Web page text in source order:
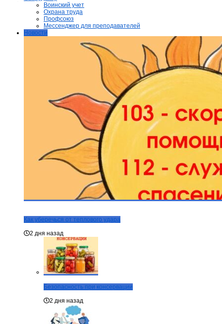
Воинский учет
Охрана труда
Профсоюз
Мессенджер для преподавателей
Новости
Как уберечься от теплового удара
2 дня назад
Безопасность при консервации
2 дня назад